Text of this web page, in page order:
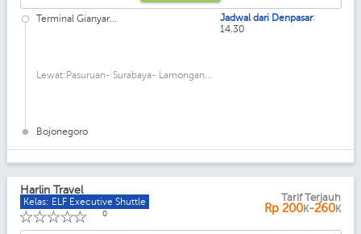
Terminal Gianyar...
Lewat:Pasuruan- Surabaya- Lamongan...
Bojonegoro
Jadwal dari Denpasar:
14.30
Harlin Travel
Kelas: ELF Executive Shuttle
☆
☆
☆
☆
☆ 0
Tarif Terjauh
Rp 200K-260K